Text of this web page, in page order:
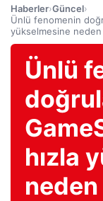
Haberler›Güncel›
Ünlü fenomenin
yükselmesine
Ünlü
hızla